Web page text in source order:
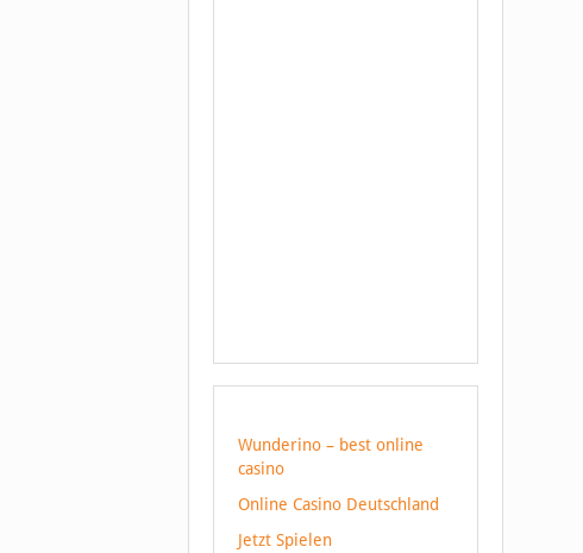
Wunderino – best online
casino
Online Casino Deutschland
Jetzt Spielen